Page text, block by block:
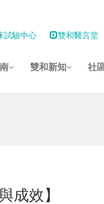
試驗中心 雙和醫言堂
雙和新知 社
成效】